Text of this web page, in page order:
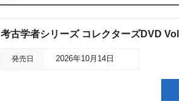
考古学者シリーズ コレクターズDVD
発売日 2026年10月14日